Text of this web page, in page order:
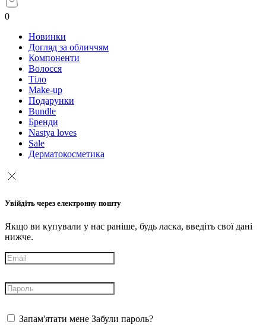
0
Новинки
Догляд за обличчям
Компоненти
Волосся
Тіло
Make-up
Подарунки
Bundle
Бренди
Nastya loves
Sale
Дерматокосметика
Увійдіть через електронну пошту
Якщо ви купували у нас раніше, будь ласка, введіть свої дані
нижче.
Запам'ятати мене Забули пароль?